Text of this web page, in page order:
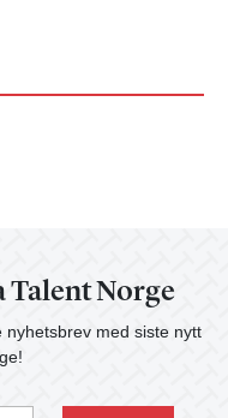
Talent Norge
med siste nytt